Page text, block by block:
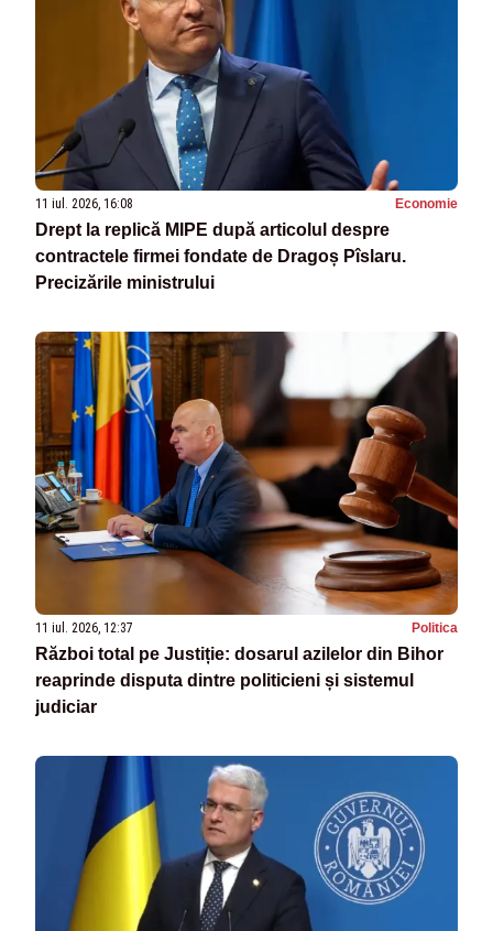
11 iul. 2026, 16:08 Economie
Drept la replică MIPE după articolul despre
contractele firmei fondate de Dragoș Pîslaru.
Precizările ministrului
11 iul. 2026, 12:37 Politica
Război total pe Justiție: dosarul azilelor din Bihor
reaprinde disputa dintre politicieni și sistemul
judiciar